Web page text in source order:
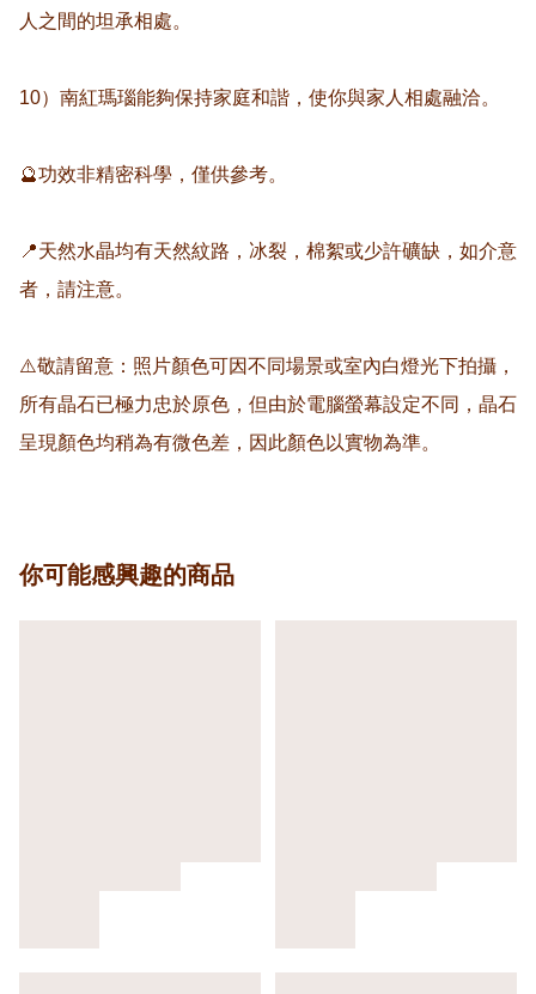
人之間的坦承相處。
10）南紅瑪瑙能夠保持家庭和諧，使你與家人相處融洽。
🔮功效非精密科學，僅供參考。
📍天然水晶均有天然紋路，冰裂，棉絮或少許礦缺，如介意
者，請注意。
⚠️敬請留意：照片顏色可因不同場景或室內白燈光下拍攝，
所有晶石已極力忠於原色，但由於電腦螢幕設定不同，晶石
你可能感興趣的商品